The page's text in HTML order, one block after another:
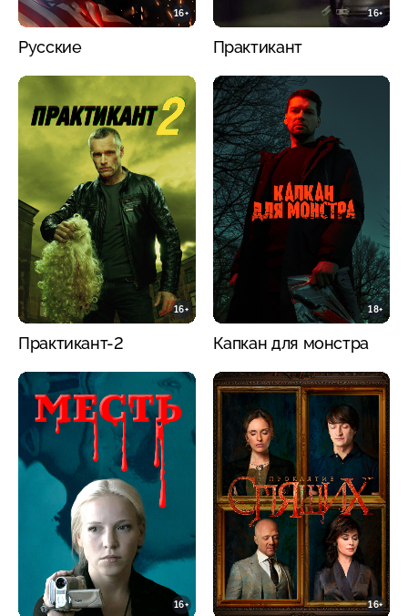
16+
Русские
16+
Практикант
16+
Практикант-2
18+
Капкан для монстра
16+ 16+